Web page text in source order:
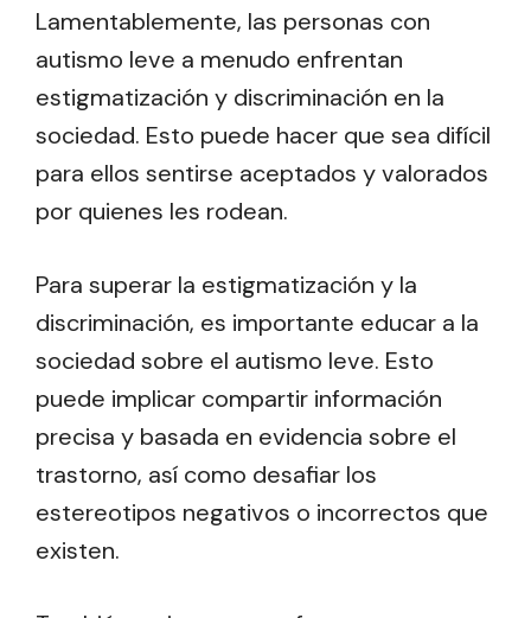
Lamentablemente, las personas con
autismo leve a menudo enfrentan
estigmatización y discriminación en la
sociedad. Esto puede hacer que sea difícil
para ellos sentirse aceptados y valorados
por quienes les rodean.
Para superar la estigmatización y la
discriminación, es importante educar a la
sociedad sobre el autismo leve. Esto
puede implicar compartir información
precisa y basada en evidencia sobre el
trastorno, así como desafiar los
estereotipos negativos o incorrectos que
existen.